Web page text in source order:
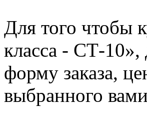
Для того чтобы
класса - СТ-10»,
форму заказа,
выбранного